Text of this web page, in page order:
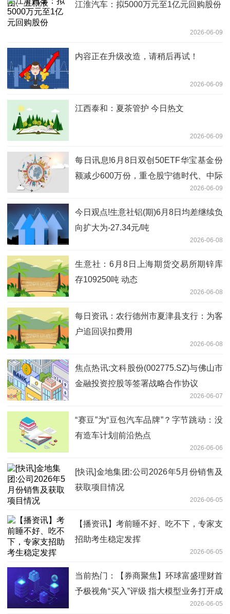
江淮汽车：拟5000万元至1亿元回购股份
2026-06-09
内容正在升级改造，请稍后再试！
2026-06-09
江西泰和：夏茶管护 今日热文
2026-06-09
每日讯息!6月8日双创50ETF华宝基金份
额减少600万份，重仓股宁德时代、中际
2026-06-09
今日观点!生意社铝(期)6月8日均差继续负
向扩大为-27.34元/吨
2026-06-08
生意社：6月8日上海期货交易所期锌库
存109250吨 动态
2026-06-08
每日资讯：农行德州市夏津县支行：为客
户追回误扣费用
2026-06-08
焦点热讯:文科股份(002775.SZ)与佛山市
金融投资控股等签署战略合作协议
2026-06-07
“赛豆”为“豆包汽车品牌”？字节跳动：没
有造车计划|前沿热点
2026-06-06
[快讯]金地集团:公司2026年5月份销售及
获取项目情况
2026-06-05
【播资讯】考前睡不好、吃不下，专家支
招助考生稳定发挥
2026-06-05
当前热门：【券商聚焦】环球富盛理财首
予极视角“买入”评级 指大模型业务打开成
2026-06-05